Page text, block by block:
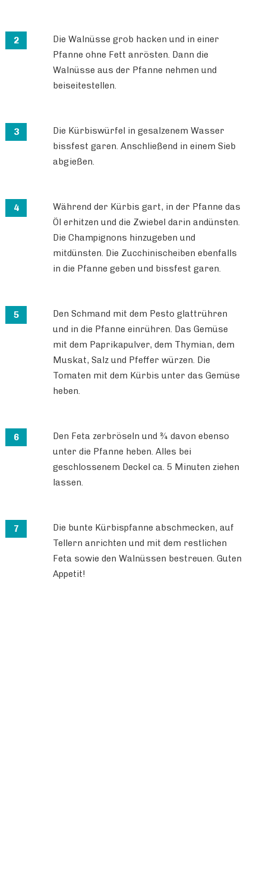
Die Walnüsse grob hacken und in einer
Pfanne ohne Fett anrösten. Dann die
Walnüsse aus der Pfanne nehmen und
beiseitestellen.
Die Kürbiswürfel in gesalzenem Wasser
bissfest garen. Anschließend in einem Sieb
abgießen.
Während der Kürbis gart, in der Pfanne das
Öl erhitzen und die Zwiebel darin andünsten.
Die Champignons hinzugeben und
mitdünsten. Die Zucchinischeiben ebenfalls
in die Pfanne geben und bissfest garen.
Den Schmand mit dem Pesto glattrühren
und in die Pfanne einrühren. Das Gemüse
mit dem Paprikapulver, dem Thymian, dem
Muskat, Salz und Pfeffer würzen. Die
Tomaten mit dem Kürbis unter das Gemüse
heben.
Den Feta zerbröseln und ¾ davon ebenso
unter die Pfanne heben. Alles bei
geschlossenem Deckel ca. 5 Minuten ziehen
lassen.
Die bunte Kürbispfanne abschmecken, auf
Tellern anrichten und mit dem restlichen
Feta sowie den Walnüssen bestreuen. Guten
Appetit!